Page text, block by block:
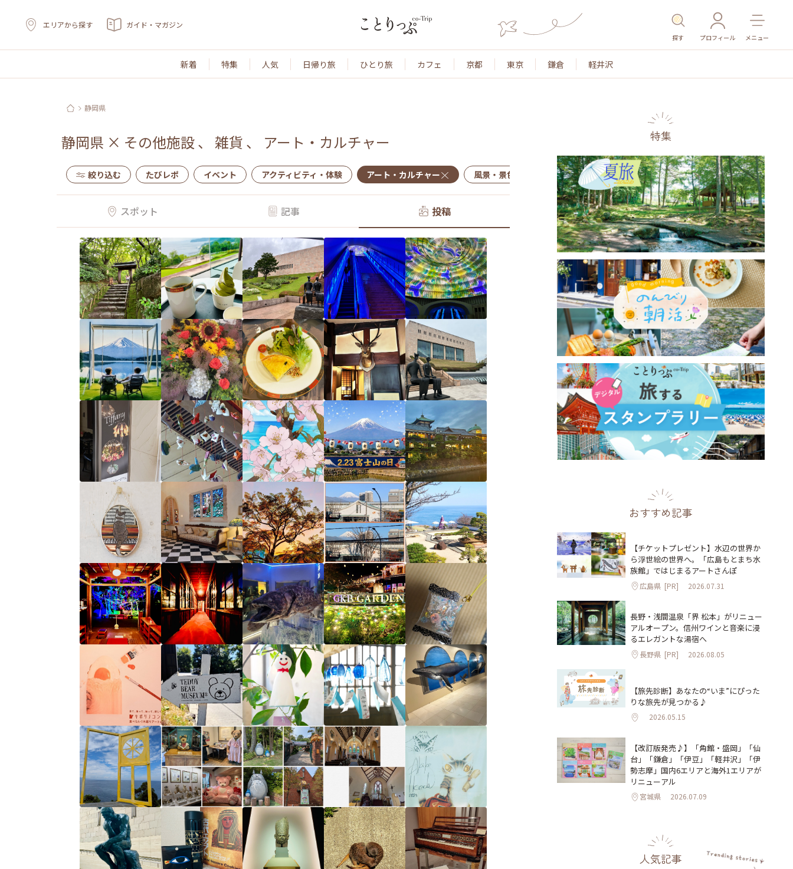
エリアから探す ガイド・マガジン
探す プロフィール メニュー
新着 特集 人気 日帰り旅 ひとり旅 カフェ 京都 東京 鎌倉 軽井沢
静岡県
静岡県 × その他施設、 雑貨 、 アート・カルチャー
絞り込む たびレポ イベント アクティビティ・体験 アート・カルチャー 風景・景色 名所・旧跡 温泉・スパ その他施設 ごはん
スポット 記事 投稿
特集
おすすめ記事
【チケットプレゼント】水辺の世界か
ら浮世絵の世界へ。「広島もとまち水
族館」ではじまるアートさんぽ
広島県 [PR] 2026.07.31
長野・浅間温泉「界 松本」がリニュー
アルオープン。信州ワインと音楽に浸
るエレガントな湯宿へ
長野県 [PR] 2026.08.05
【旅先診断】あなたの“いま”にぴった
りな旅先が見つかる♪
2026.05.15
【改訂版発売♪】「角館・盛岡」「仙
台」「鎌倉」「伊豆」「軽井沢」「伊
勢志摩」国内6エリアと海外1エリアが
リニューアル
宮城県 2026.07.09
人気記事